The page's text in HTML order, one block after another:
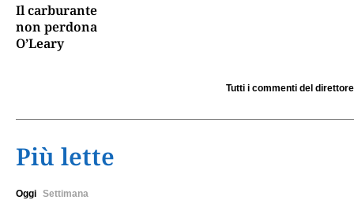
Il carburante
non perdona
O’Leary
Tutti i commenti del direttore
Più lette
Oggi Settimana